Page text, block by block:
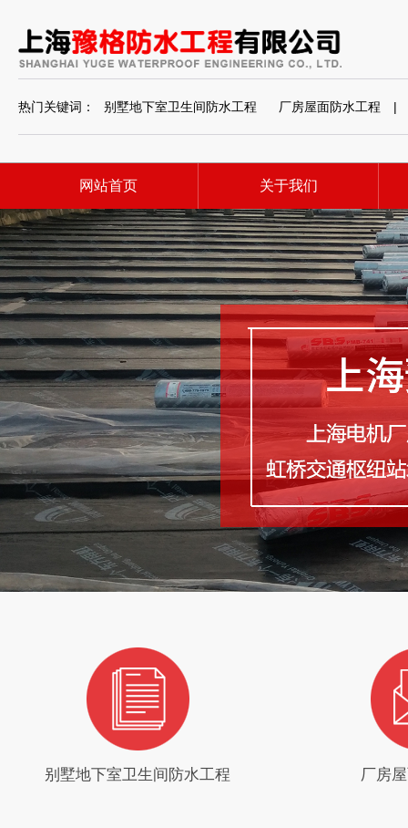
热门关键词： 别墅地下室卫生间防水工程 厂房屋面防水工程 |
网站首页 关于我们
别墅地下室卫生间防水工程 厂房